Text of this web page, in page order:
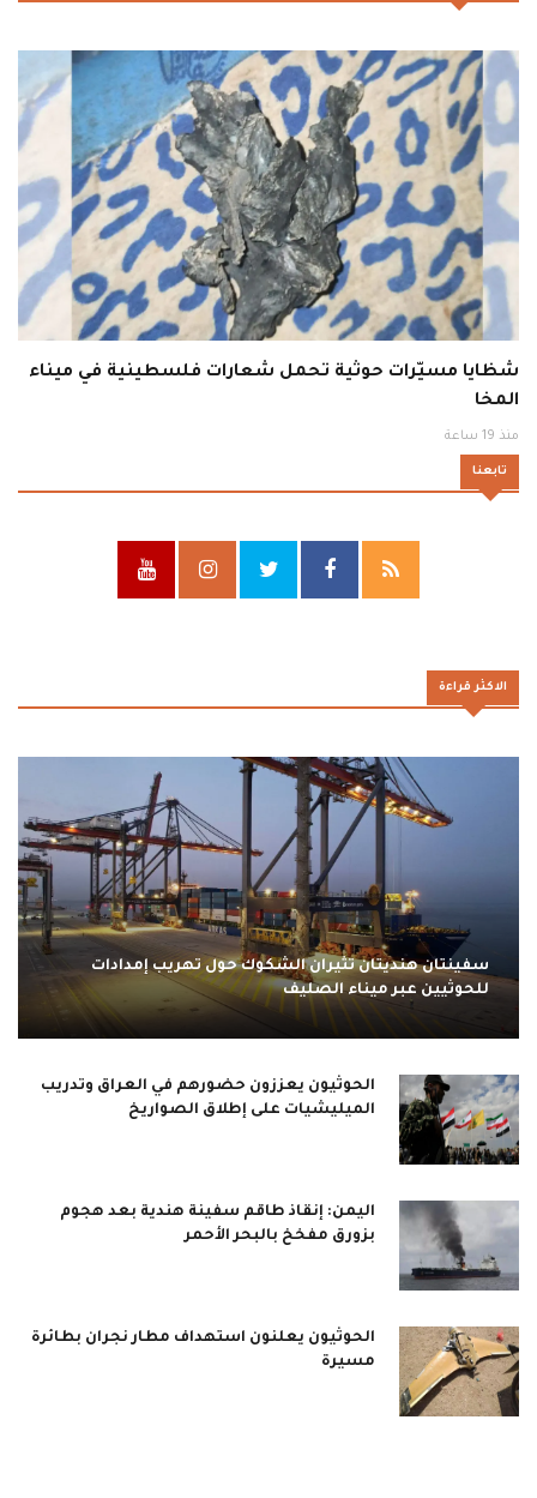
شظايا مسيّرات حوثية تحمل شعارات فلسطينية في ميناء
المخا
منذ 19 ساعة
تابعنا
الاكثر قراءة
سفينتان هنديتان تثيران الشكوك حول تهريب إمدادات
للحوثيين عبر ميناء الصليف
الحوثيون يعززون حضورهم في العراق وتدريب
الميليشيات على إطلاق الصواريخ
اليمن: إنقاذ طاقم سفينة هندية بعد هجوم
بزورق مفخخ بالبحر الأحمر
الحوثيون يعلنون استهداف مطار نجران بطائرة
مسيرة